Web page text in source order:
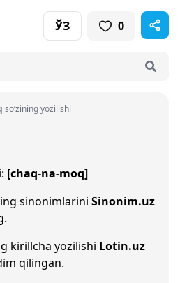
ЎЗ 0
so‘zining yozilishi
[chaq-na-moq]
sinonimlarini Sinonim.uz
kirillcha yozilishi Lotin.uz
qilingan.